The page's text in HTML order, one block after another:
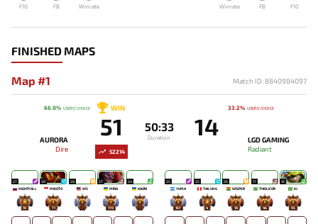
Winrate
FB
F10 Winrate FB F10
FINISHED MAPS
Map #1 Match ID: 8840984097
66.8% USERS' CHOICE
52214
AURORA
Dire
WIN
51 50:33
Duration 14
LGD GAMING
Radiant
33.2% USERS' CHOICE
27
NIGHTFALL
10
28
MIKOTO
71
28
WS
-
27
MIRA
170
24
KAORI
-
25
YUMA
167
25
TAILUNG
4
26
WISPER
18
17
THIOLICOR
46
16
KJ
95